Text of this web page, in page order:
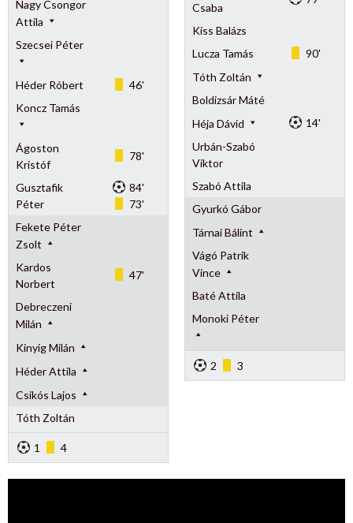
Nagy Csongor
Attila
Szecsei Péter
Héder Róbert
46'
Koncz Tamás
Ágoston
Kristóf
78'
Gusztafik
Péter
84'
73'
Fekete Péter
Zsolt
Kardos
Norbert
47'
Debreczeni
Milán
Kinyig Milán
Héder Attila
Csikós Lajos
Tóth Zoltán
1 4
Csaba
Kiss Balázs
Lucza Tamás
90'
Tóth Zoltán
Boldizsár Máté
Héja Dávid
14'
Urbán-Szabó
Viktor
Szabó Attila
Gyurkó Gábor
Tárnai Bálint
Vágó Patrik
Vince
Baté Attila
Monoki Péter
2 3